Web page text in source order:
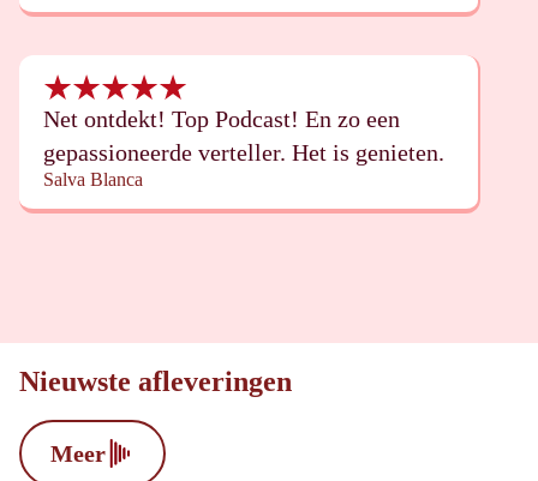
Net ontdekt! Top Podcast! En zo een
gepassioneerde verteller. Het is genieten.
Salva Blanca
Nieuwste afleveringen
Meer